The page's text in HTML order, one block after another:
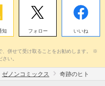
知 フォロー いいね
併せて受け取ることをお勧めします。 ※
い。
ゼノンコミックス 奇跡のヒト